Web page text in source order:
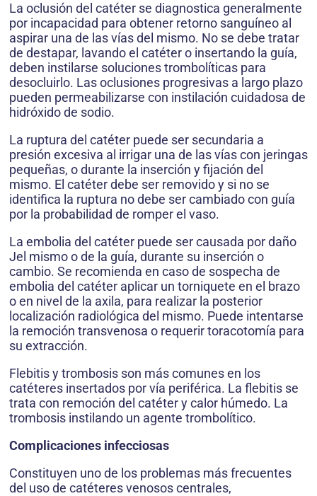
La oclusión del catéter se diagnostica generalmente
por incapacidad para obtener retorno sanguíneo al
aspirar una de las vías del mismo. No se debe tratar
de destapar, lavando el catéter o insertando la guía,
deben instilarse soluciones trombolíticas para
desocluirlo. Las oclusiones progresivas a largo plazo
pueden permeabilizarse con instilación cuidadosa de
hidróxido de sodio.
La ruptura del catéter puede ser secundaria a
presión excesiva al irrigar una de las vías con jeringas
pequeñas, o durante la inserción y fijación del
mismo. El catéter debe ser removido y si no se
identifica la ruptura no debe ser cambiado con guía
por la probabilidad de romper el vaso.
La embolia del catéter puede ser causada por daño
Jel mismo o de la guía, durante su inserción o
cambio. Se recomienda en caso de sospecha de
embolia del catéter aplicar un torniquete en el brazo
o en nivel de la axila, para realizar la posterior
localización radiológica del mismo. Puede intentarse
la remoción transvenosa o requerir toracotomía para
su extracción.
Flebitis y trombosis son más comunes en los
catéteres insertados por vía periférica. La flebitis se
trata con remoción del catéter y calor húmedo. La
trombosis instilando un agente trombolítico.
Complicaciones infecciosas
Constituyen uno de los problemas más frecuentes
del uso de catéteres venosos centrales,